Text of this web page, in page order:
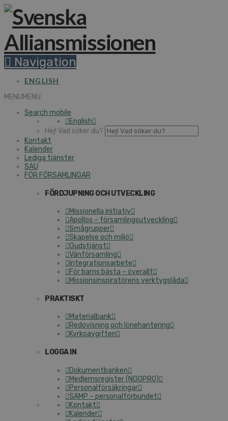
Navigation
ENGLISH
MENUMENU
Search mobile
English
Hej! Vad söker du?
Kontakt
Kalender
Lediga tjänster
SAU
FÖR FÖRSAMLINGAR
FÖRDJUPNING OCH UTVECKLING
Missionella initiativ
Apollos – församlingsutveckling
Smågrupper
Skapelse och miljö
Gudstjänst
Vänförsamling
Integrationsarbete
För barns bästa – överallt
Missionsinspiratörens verktygslåda
PRAKTISKT
Materialbank
Redovisning och lönehantering
Kyrkoavgiften
LOGGA IN
Dokumentbanken
Medlemsregister (NGOPRO)
Personalförsäkringar
SAMP – personalförbundet
Kontakt
Kalender